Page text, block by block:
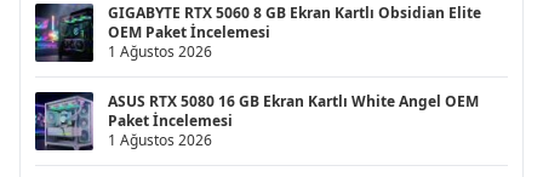
GIGABYTE RTX 5060 8 GB Ekran Kartlı Obsidian Elite
OEM Paket İncelemesi
1 Ağustos 2026
ASUS RTX 5080 16 GB Ekran Kartlı White Angel OEM
Paket İncelemesi
1 Ağustos 2026